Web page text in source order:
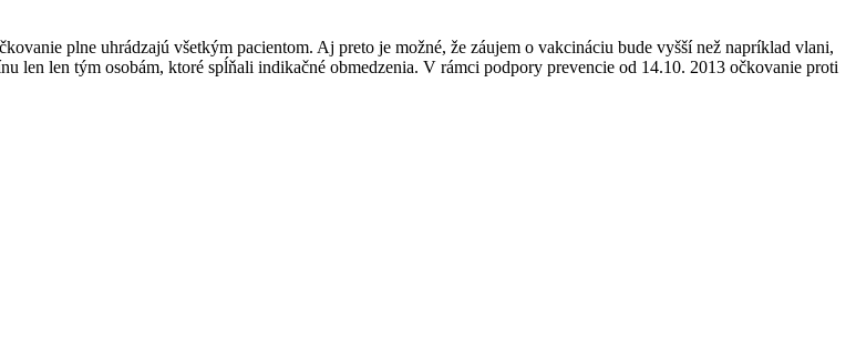
plne uhrádzajú všetkým pacientom. Aj preto je možné, že záujem o vakcináciu bude vyšší než napríklad vlani,
len len tým osobám, ktoré spĺňali indikačné obmedzenia. V rámci podpory prevencie od 14.10. 2013 očkovanie proti